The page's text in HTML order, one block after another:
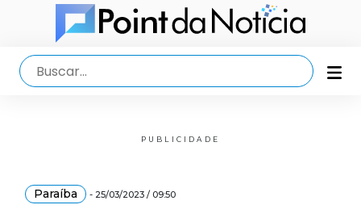
PUBLICIDADE
Paraíba - 25/03/2023 / 09:50